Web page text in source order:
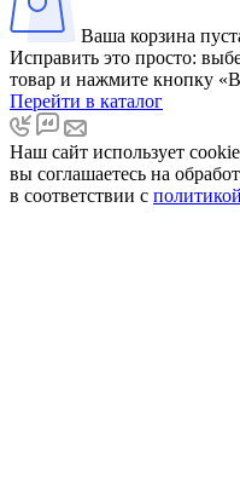
Ваша корзина
Исправить это просто:
товар и нажмите кнопку
Перейти в каталог
Наш сайт использует
вы соглашаетесь на
в соответствии с политикой